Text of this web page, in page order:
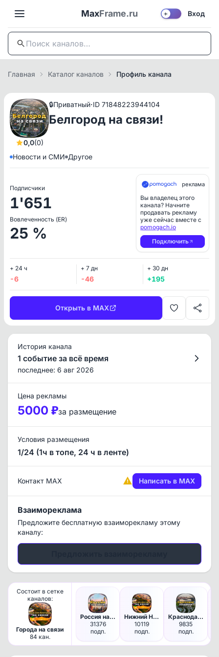
MaxFrame.ru ☀️ Вход
Главная Каталог каналов Профиль канала
0,0(0)
🔒Приватный·ID 71848223944104
Белгород на связи!
Новости и СМИ Другое
Подписчики
1'651
Вовлеченность (ER)
25 %
реклама
Вы владелец этого
канала? Начните
продавать рекламу
уже сейчас вместе с
pomogach.io
Подключить
+ 24 ч
-6
+ 7 дн
-46
+ 30 дн
+195
Открыть в MAX
История канала
1 событие за всё время
последнее: 6 авг 2026
Цена рекламы
5000 ₽за размещение
Условия размещения
1/24 (1ч в топе, 24 ч в ленте)
Контакт MAX Написать в MAX
Взаимореклама
Предложите бесплатную взаиморекламу этому
каналу:
Состоит в сетке
каналов:
Города на связи
84 кан.
Россия на связи!
31376
подп.
Нижний Новгород на связи!
10119
подп.
Краснодар на связи!
9835
подп.